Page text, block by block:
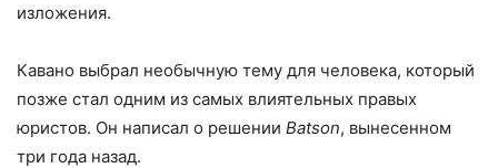
изложения.
Кавано выбрал необычную тему для человека, который
позже стал одним из самых влиятельных правых
юристов. Он написал о решении Batson, вынесенном
три года назад.